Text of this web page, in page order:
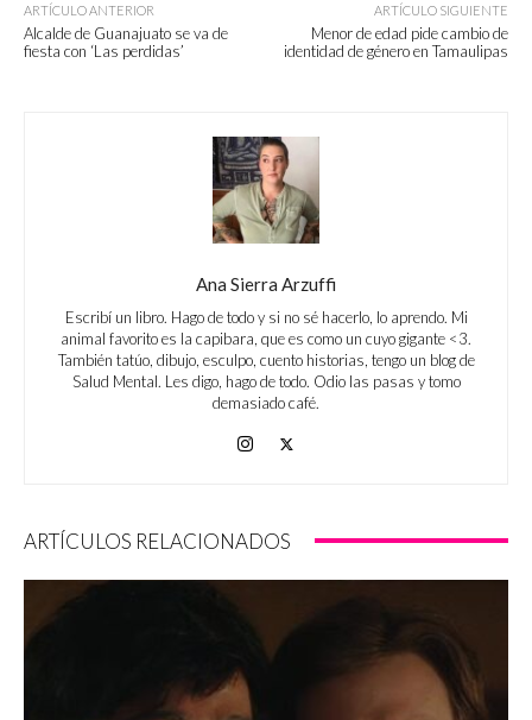
ARTÍCULO ANTERIOR
Alcalde de Guanajuato se va de
fiesta con ‘Las perdidas’
ARTÍCULO SIGUIENTE
Menor de edad pide cambio de
identidad de género en Tamaulipas
Ana Sierra Arzuffi
Escribí un libro. Hago de todo y si no sé hacerlo, lo aprendo. Mi
animal favorito es la capibara, que es como un cuyo gigante <3.
También tatúo, dibujo, esculpo, cuento historias, tengo un blog de
Salud Mental. Les digo, hago de todo. Odio las pasas y tomo
demasiado café.
ARTÍCULOS RELACIONADOS